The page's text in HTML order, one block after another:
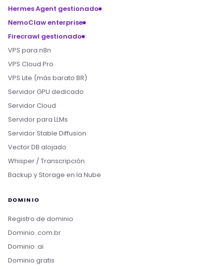
Hermes Agent gestionado
NemoClaw enterprise
Firecrawl gestionado
VPS para n8n
VPS Cloud Pro
VPS Lite (más barato BR)
Servidor GPU dedicado
Servidor Cloud
Servidor para LLMs
Servidor Stable Diffusion
Vector DB alojado
Whisper / Transcripción
Backup y Storage en la Nube
DOMINIO
Registro de dominio
Dominio .com.br
Dominio .ai
Dominio gratis